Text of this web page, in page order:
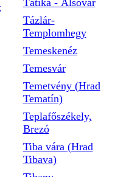
Tátika - Alsóvár
Tázlár-
Templomhegy
Temeskenéz
Temesvár
Temetvény (Hrad
Tematín)
Teplafőszékely,
Brezó
Tiba vára (Hrad
Tibava)